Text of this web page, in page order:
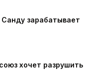
зарабатывает
хочет разрушить